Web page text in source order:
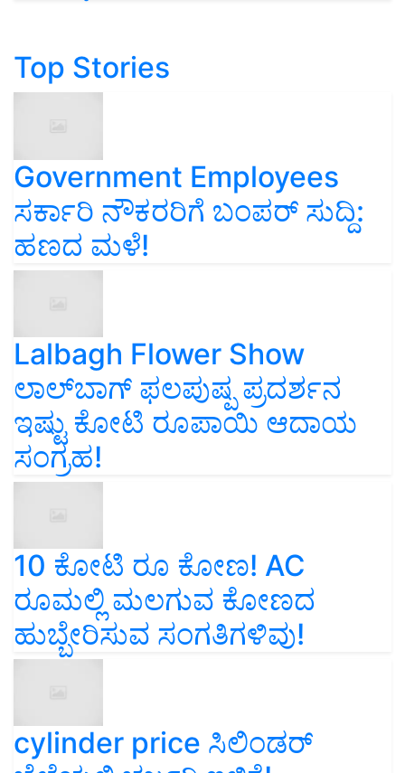
Top Stories
Government Employees
ಸರ್ಕಾರಿ ನೌಕರರಿಗೆ ಬಂಪರ್‌ ಸುದ್ದಿ:
ಹಣದ ಮಳೆ!
Lalbagh Flower Show
ಲಾಲ್‌ಬಾಗ್ ಫಲಪುಷ್ಪ ಪ್ರದರ್ಶನ
ಇಷ್ಟು ಕೋಟಿ ರೂಪಾಯಿ ಆದಾಯ
ಸಂಗ್ರಹ!
10 ಕೋಟಿ ರೂ ಕೋಣ! AC
ರೂಮಲ್ಲಿ ಮಲಗುವ ಕೋಣದ
ಹುಬ್ಬೇರಿಸುವ ಸಂಗತಿಗಳಿವು!
cylinder price ಸಿಲಿಂಡರ್‌